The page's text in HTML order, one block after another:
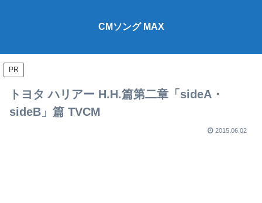
CMソング MAX
PR
トヨタ ハリアー H.H.篇第二章「sideA・
sideB」篇 TVCM
2015.06.02